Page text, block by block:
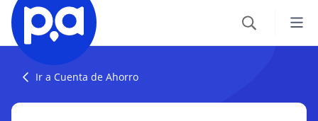
Seguros
VEHÍCULOS
Productos financieros
Ir a Cuenta de Ahorro